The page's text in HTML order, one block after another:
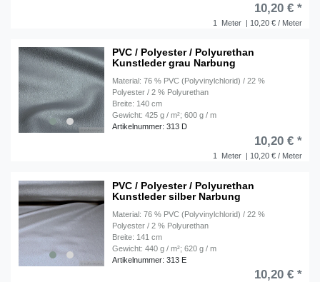
1 Meter | 10,20 € / Meter
10,20 € *
PVC / Polyester / Polyurethan
Kunstleder grau Narbung
Material: 76 % PVC (Polyvinylchlorid) / 22 %
Polyester / 2 % Polyurethan
Breite: 140 cm
Gewicht: 425 g / m²; 600 g / m
Artikelnummer: 313 D
1 Meter | 10,20 € / Meter
10,20 € *
PVC / Polyester / Polyurethan
Kunstleder silber Narbung
Material: 76 % PVC (Polyvinylchlorid) / 22 %
Polyester / 2 % Polyurethan
Breite: 141 cm
Gewicht: 440 g / m²; 620 g / m
Artikelnummer: 313 E
10,20 € *